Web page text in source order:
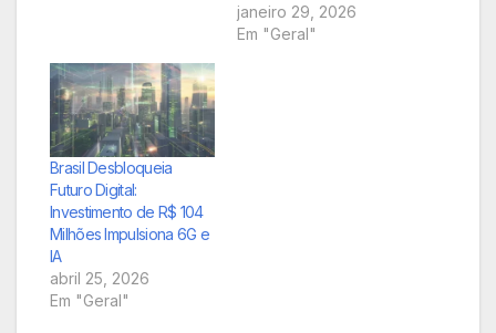
janeiro 29, 2026
Em "Geral"
Brasil Desbloqueia
Futuro Digital:
Investimento de R$ 104
Milhões Impulsiona 6G e
IA
abril 25, 2026
Em "Geral"